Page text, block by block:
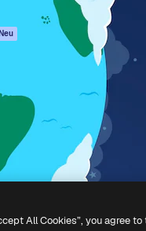
Cookie-Richtlinie
Vertrauenszentrum
Unternehmen
.
All Cookies”, you agree